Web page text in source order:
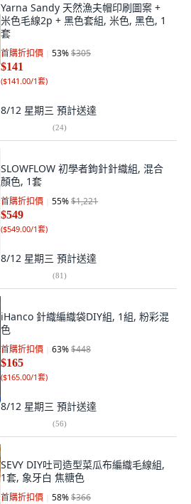
Yarna Sandy 天然漁夫帽印刷圖案 +
米色毛線2p + 黑色套組, 米色, 黑色, 1
套
首購折扣價 53%$305
$141
($141.00/1套)
8/12 星期三 預計送達
(24)
SLOWFLOW 初學者鉤針針織組, 混合
顏色, 1套
首購折扣價 55%$1,221
$549
($549.00/1套)
8/12 星期三 預計送達
(81)
iHanco 針織編織袋DIY組, 1組, 粉彩混
色
首購折扣價 63%$448
$165
($165.00/1套)
8/12 星期三 預計送達
(56)
SEVY DIY吐司造型菜瓜布編織毛線組,
1套, 象牙白 焦糖色
首購折扣價 58%$366